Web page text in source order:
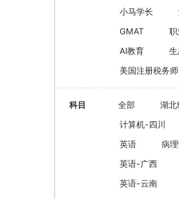
CFA+FRM
CQF(国际量化金融证
CGFT（特许全球金融
CAIA(特许另类投资分
HOT
小马学长
GMAT
AI教育
美国注册税务
科目 全部 湖北
计算机-四川
英语
病
英语-广西
英语-云南